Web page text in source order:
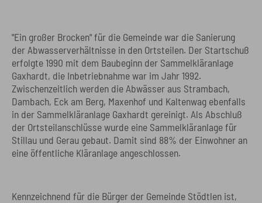
"Ein großer Brocken" für die Gemeinde war die Sanierung
der Abwasserverhältnisse in den Ortsteilen. Der Startschuß
erfolgte 1990 mit dem Baubeginn der Sammelkläranlage
Gaxhardt, die Inbetriebnahme war im Jahr 1992.
Zwischenzeitlich werden die Abwässer aus Strambach,
Dambach, Eck am Berg, Maxenhof und Kaltenwag ebenfalls
in der Sammelkläranlage Gaxhardt gereinigt. Als Abschluß
der Ortsteilanschlüsse wurde eine Sammelkläranlage für
Stillau und Gerau gebaut. Damit sind 88% der Einwohner an
eine öffentliche Kläranlage angeschlossen.
Kennzeichnend für die Bürger der Gemeinde Stödtlen ist,